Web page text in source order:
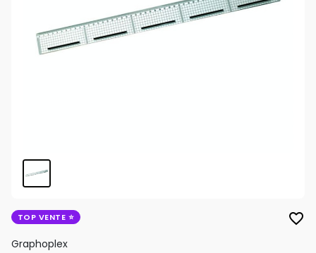
TOP VENTE favorite_border
Graphoplex